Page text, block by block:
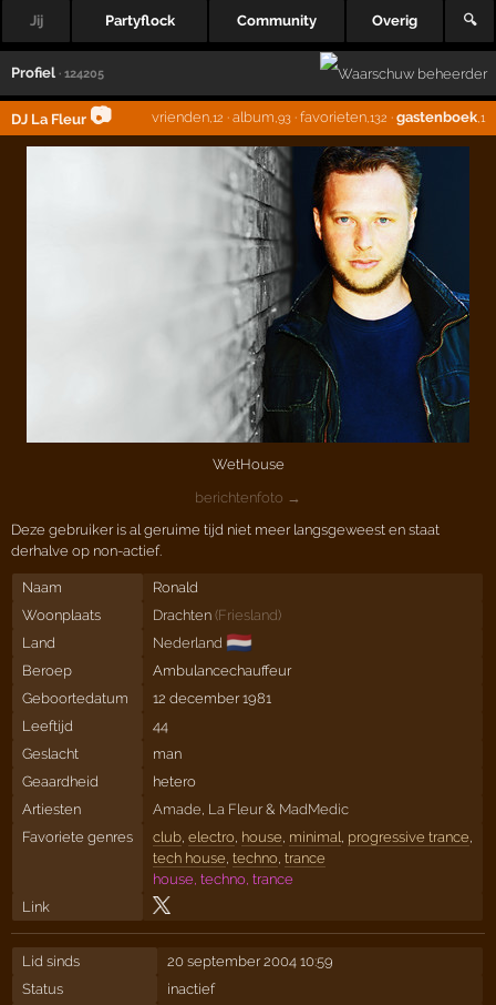
Jij Partyflock Community Overig 🔍
Profiel · 124205
DJ La Fleur 📷 vrienden,12 · album ,93· favorieten,132 · gastenboek,1
WetHouse
berichtenfoto →
Deze gebruiker is al geruime tijd niet meer langsgeweest en staat
derhalve op non-actief.
Naam
Ronald
Woonplaats
Drachten (Friesland)
Land
Nederland 🇳🇱
Beroep
Ambulancechauffeur
Geboortedatum
12 december 1981
Leeftijd
44
Geslacht
man
Geaardheid
hetero
Artiesten
Amade, La Fleur& MadMedic
Favoriete genres
club, electro, house, minimal, progressive trance,
tech house, techno, trance
house, techno, trance
Link
Lid sinds
20 september 2004 10:59
Status
inactief